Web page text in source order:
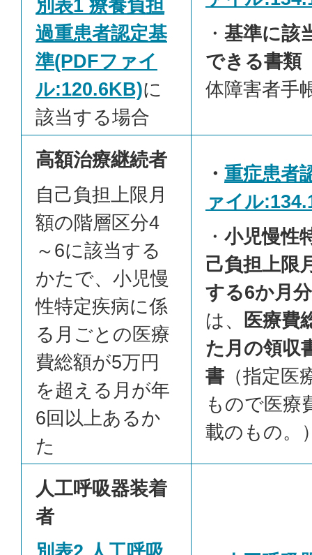
別表1 療養負担
過重患者認定基
準(PDFファイ
ル:120.6KB)に
該当する場合
・ 基準に該
できる書類
体障害者手
高額治療継続者
自己負担上限月
額の階層区分4
～6に該当する
かたで、小児慢
性特定疾病に係
る月ごとの医療
費総額が5万円
を超える月が年
6回以上あるか
た
・ 重症患者
ァイル
・ 小児慢性
己負担上限
する6か月
は、
医療費
た月の領収
書 （指定
もので医療
載のもの。
人工呼吸器装着
者